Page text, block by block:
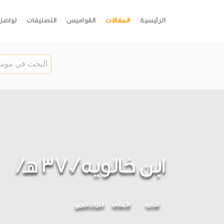
الرئيسية المقالات القواميس التصنيفات
ابن خالويه /370 هـ/
الأدب الأعلام التراث العربي